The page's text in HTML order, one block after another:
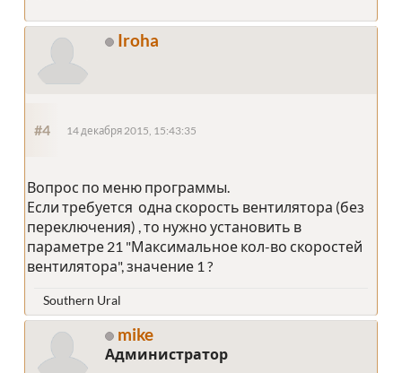
Iroha
#4 14 декабря 2015, 15:43:35
Вопрос по меню программы.
Если требуется одна скорость вентилятора (без
переключения) , то нужно установить в
параметре 21 "Максимальное кол-во скоростей
вентилятора", значение 1 ?
Southern Ural
mike
Администратор